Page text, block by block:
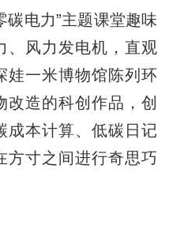
碳电力”主题课堂趣味
、风力发电机，直观
娃一米博物馆陈列环
改造的科创作品，创
成本计算、低碳日记
方寸之间进行奇思巧